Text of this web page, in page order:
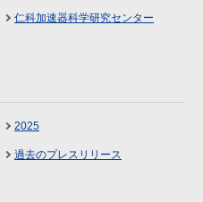
仁科加速器科学研究センター
2025
過去のプレスリリース